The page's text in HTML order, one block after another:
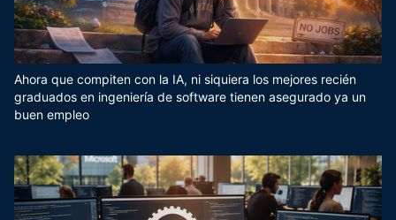
Ahora que compiten con la IA, ni siquiera los mejores recién
graduados en ingeniería de software tienen asegurado ya un
buen empleo